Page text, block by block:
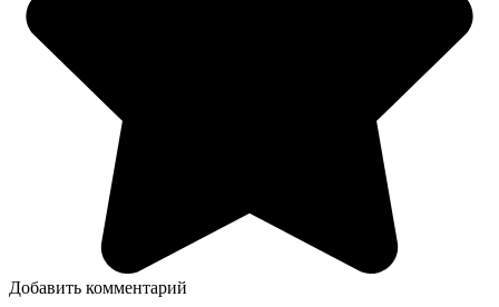
Добавить комментарий